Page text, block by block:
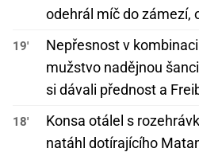
odehrál míč do zámezí,
19'
Nepřesnost v
mužstvo nadějnou
si dávali přednost a
18'
Konsa otálel s
natáhl dotírajícího